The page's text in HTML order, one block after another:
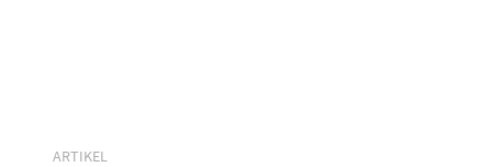
ARTIKEL